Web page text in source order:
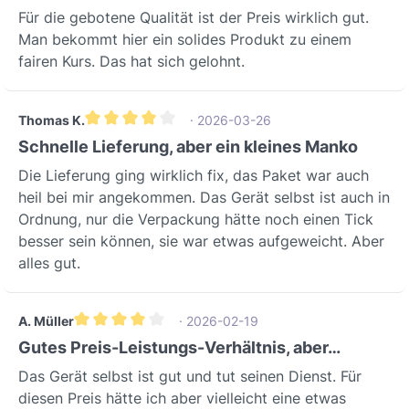
Für die gebotene Qualität ist der Preis wirklich gut.
Man bekommt hier ein solides Produkt zu einem
fairen Kurs. Das hat sich gelohnt.
Thomas K.
Durchschnittliche Bewertung von 4 von 5 Sternen
· 2026-03-26
Schnelle Lieferung, aber ein kleines Manko
Die Lieferung ging wirklich fix, das Paket war auch
heil bei mir angekommen. Das Gerät selbst ist auch in
Ordnung, nur die Verpackung hätte noch einen Tick
besser sein können, sie war etwas aufgeweicht. Aber
alles gut.
A. Müller
Durchschnittliche Bewertung von 4 von 5 Sternen
· 2026-02-19
Gutes Preis-Leistungs-Verhältnis, aber…
Das Gerät selbst ist gut und tut seinen Dienst. Für
diesen Preis hätte ich aber vielleicht eine etwas